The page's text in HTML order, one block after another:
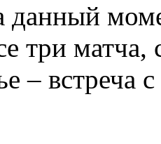
данный
три
– встреча